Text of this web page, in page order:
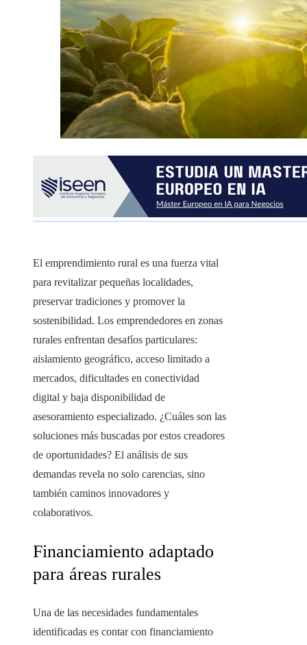
El emprendimiento rural es una fuerza vital
para revitalizar pequeñas localidades,
preservar tradiciones y promover la
sostenibilidad. Los emprendedores en zonas
rurales enfrentan desafíos particulares:
aislamiento geográfico, acceso limitado a
mercados, dificultades en conectividad
digital y baja disponibilidad de
asesoramiento especializado. ¿Cuáles son las
soluciones más buscadas por estos creadores
de oportunidades? El análisis de sus
demandas revela no solo carencias, sino
también caminos innovadores y
colaborativos.
Financiamiento adaptado
para áreas rurales
Una de las necesidades fundamentales
identificadas es contar con financiamiento